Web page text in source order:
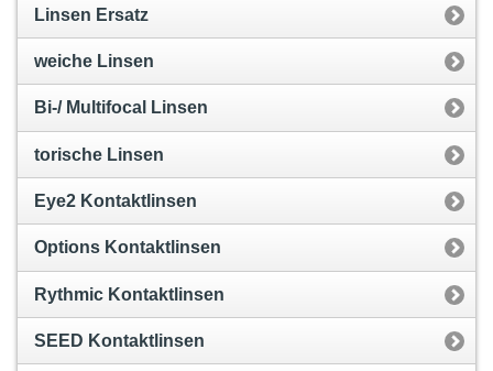
Linsen Ersatz
weiche Linsen
Bi-/ Multifocal Linsen
torische Linsen
Eye2 Kontaktlinsen
Options Kontaktlinsen
Rythmic Kontaktlinsen
SEED Kontaktlinsen